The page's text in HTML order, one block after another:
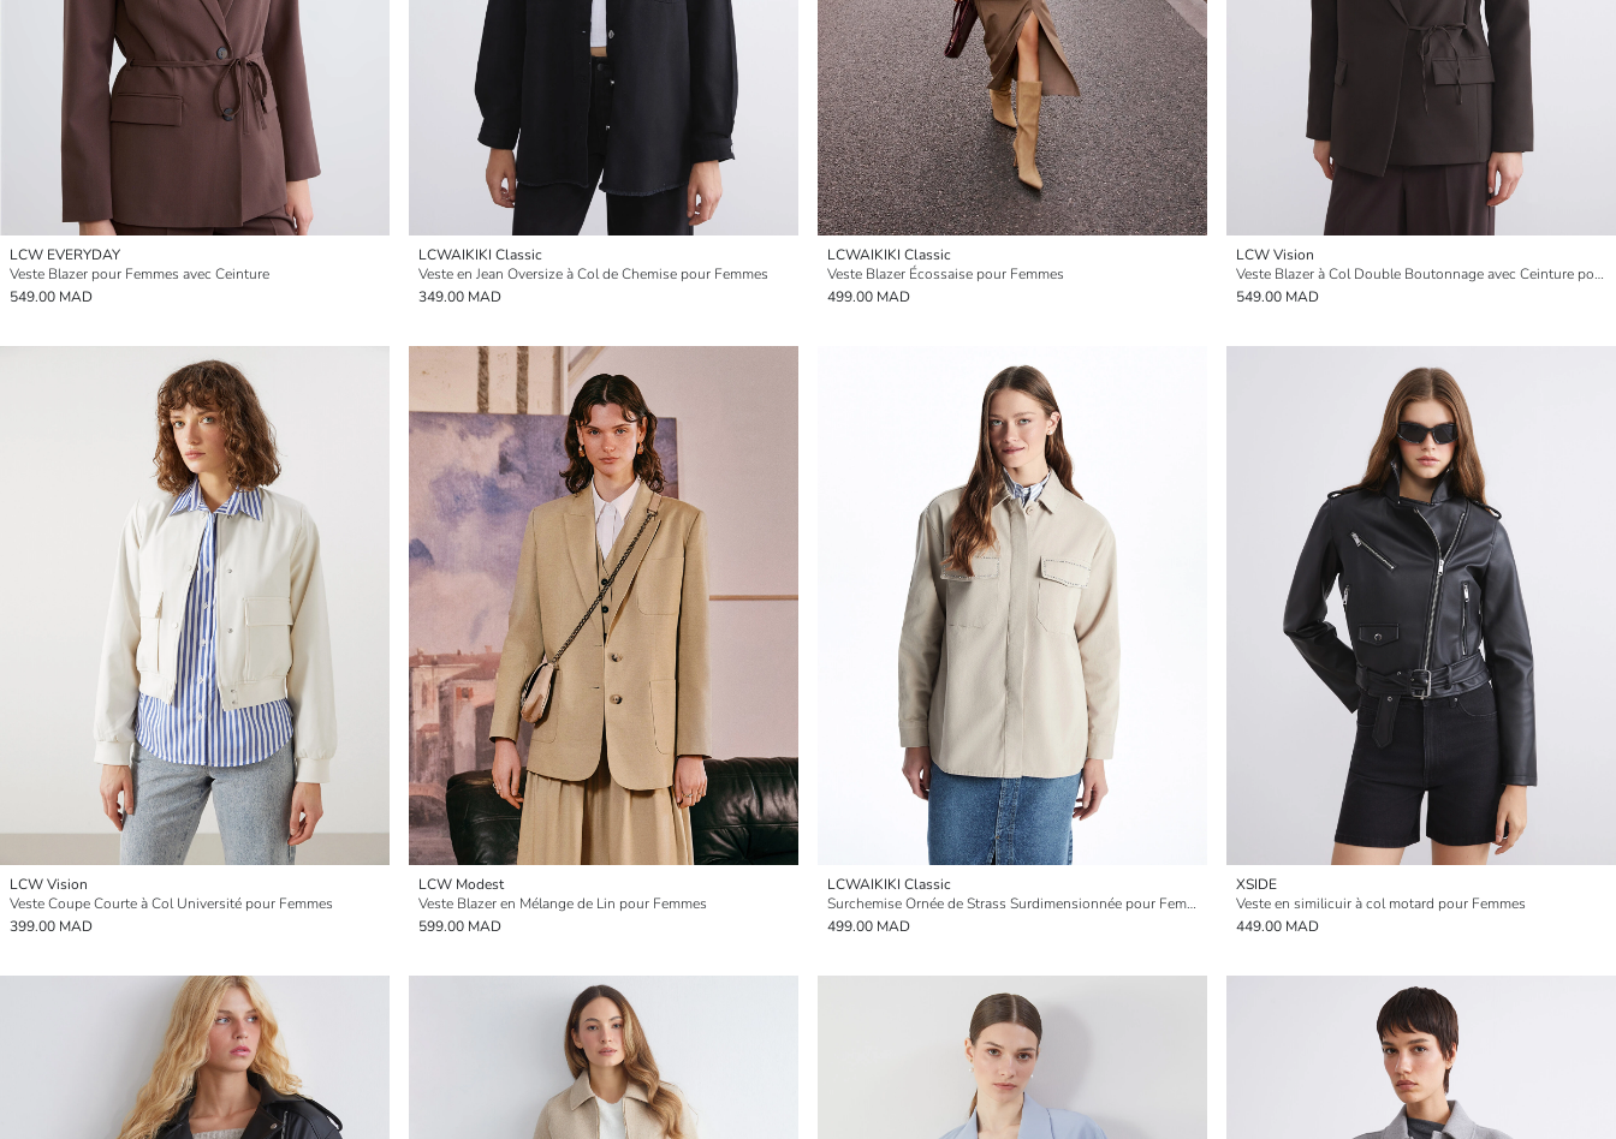
LCW EVERYDAY
Veste Blazer pour Femmes avec Ceinture
549.00 MAD
LCWAIKIKI Classic
Veste en Jean Oversize à Col de Chemise pour Femmes
349.00 MAD
LCWAIKIKI Classic
Veste Blazer Écossaise pour Femmes
499.00 MAD
LCW Vision
Veste Blazer à Col Double Boutonnage avec Ceinture pour Femmes
549.00 MAD
LCW Vision
Veste Coupe Courte à Col Université pour Femmes
399.00 MAD
LCW Modest
Veste Blazer en Mélange de Lin pour Femmes
599.00 MAD
LCWAIKIKI Classic
Surchemise Ornée de Strass Surdimensionnée pour Femmes
499.00 MAD
XSIDE
Veste en similicuir à col motard pour Femmes
449.00 MAD